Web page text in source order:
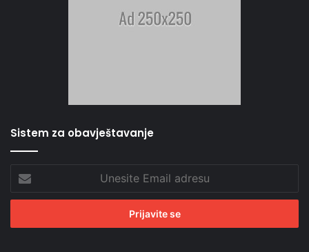
Sistem za obavještavanje
Email
adresu